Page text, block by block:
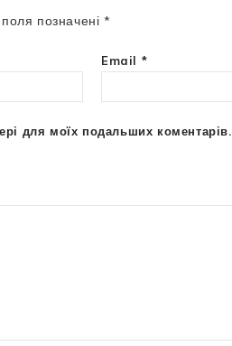
поля позначені*
Email *
для моїх подальших коментарів.